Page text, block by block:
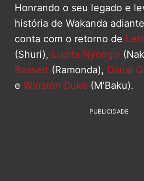
Honrando o seu legado e
história de Wakanda
conta com o retorno de
(Shuri), Lupita Nyong’o
Bassett (Ramonda), Danai
e Winston Duke (M’Baku).
PUBLICIDADE